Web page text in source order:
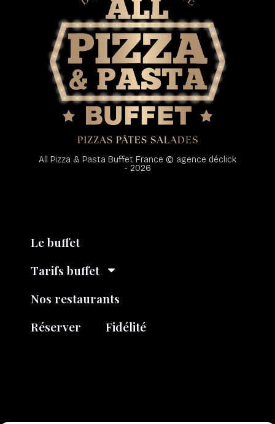
All Pizza & Pasta Buffet France © agence déclick
- 2026 ​
Le buffet
Tarifs buffet
Nos restaurants
Réserver
Fidélité